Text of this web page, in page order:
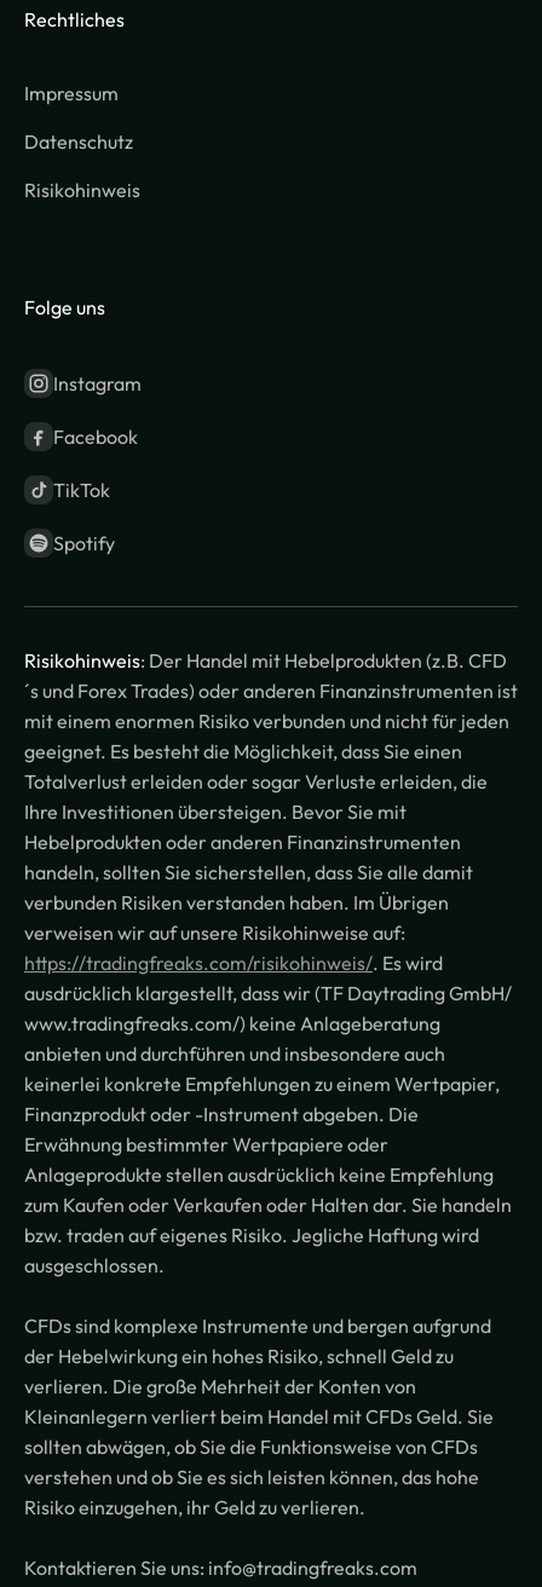
Rechtliches
Impressum
Datenschutz
Risikohinweis
Folge uns
Instagram
Facebook
TikTok
Spotify
Risikohinweis: Der Handel mit Hebelprodukten (z.B. CFD
´s und Forex Trades) oder anderen Finanzinstrumenten ist
mit einem enormen Risiko verbunden und nicht für jeden
geeignet. Es besteht die Möglichkeit, dass Sie einen
Totalverlust erleiden oder sogar Verluste erleiden, die
Ihre Investitionen übersteigen. Bevor Sie mit
Hebelprodukten oder anderen Finanzinstrumenten
handeln, sollten Sie sicherstellen, dass Sie alle damit
verbunden Risiken verstanden haben. Im Übrigen
verweisen wir auf unsere Risikohinweise auf:
https://tradingfreaks.com/risikohinweis/. Es wird
ausdrücklich klargestellt, dass wir (TF Daytrading GmbH/
www.tradingfreaks.com/) keine Anlageberatung
anbieten und durchführen und insbesondere auch
keinerlei konkrete Empfehlungen zu einem Wertpapier,
Finanzprodukt oder -Instrument abgeben. Die
Erwähnung bestimmter Wertpapiere oder
Anlageprodukte stellen ausdrücklich keine Empfehlung
zum Kaufen oder Verkaufen oder Halten dar. Sie handeln
bzw. traden auf eigenes Risiko. Jegliche Haftung wird
ausgeschlossen.
CFDs sind komplexe Instrumente und bergen aufgrund
der Hebelwirkung ein hohes Risiko, schnell Geld zu
verlieren. Die große Mehrheit der Konten von
Kleinanlegern verliert beim Handel mit CFDs Geld. Sie
sollten abwägen, ob Sie die Funktionsweise von CFDs
verstehen und ob Sie es sich leisten können, das hohe
Risiko einzugehen, ihr Geld zu verlieren.
Kontaktieren Sie uns: info@tradingfreaks.com